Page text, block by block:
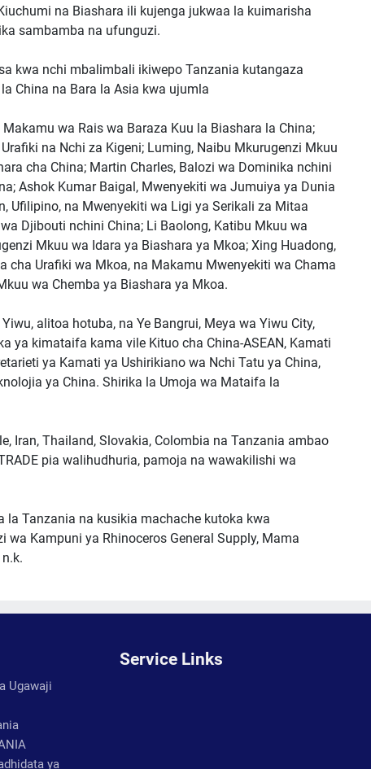
na Biashara ili kujenga jukwaa la kuimarisha
sambamba na ufunguzi.
kwa nchi mbalimbali ikiwepo Tanzania kutangaza
China na Bara la Asia kwa ujumla
wa Rais wa Baraza Kuu la Biashara la China;
na Nchi za Kigeni; Luming, Naibu Mkurugenzi Mkuu
cha China; Martin Charles, Balozi wa Dominika nchini
Ashok Kumar Baigal, Mwenyekiti wa Jumuiya ya Dunia
Ufilipino, na Mwenyekiti wa Ligi ya Serikali za Mitaa
Djibouti nchini China; Li Baolong, Katibu Mkuu wa
Mkuu wa Idara ya Biashara ya Mkoa; Xing Huadong,
cha Urafiki wa Mkoa, na Makamu Mwenyekiti wa Chama
wa Chemba ya Biashara ya Mkoa.
alitoa hotuba, na Ye Bangrui, Meya wa Yiwu City,
ya kimataifa kama vile Kituo cha China-ASEAN, Kamati
ya Kamati ya Ushirikiano wa Nchi Tatu ya China,
ya China. Shirika la Umoja wa Mataifa la
Iran, Thailand, Slovakia, Colombia na Tanzania ambao
pia walihudhuria, pamoja na wawakilishi wa
Tanzania na kusikia machache kutoka kwa
Kampuni ya Rhinoceros General Supply, Mama
Ugawaji
ya
Service Links